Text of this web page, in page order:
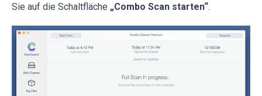
Sie auf die Schaltfläche „Combo Scan starten“.